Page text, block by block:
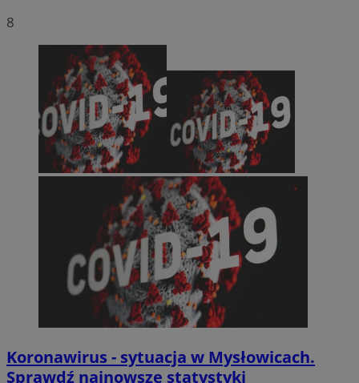
8
Koronawirus - sytuacja w Mysłowicach.
Sprawdź najnowsze statystyki